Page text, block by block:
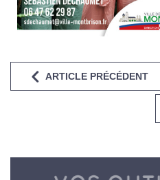
ARTICLE PRÉCÉDENT